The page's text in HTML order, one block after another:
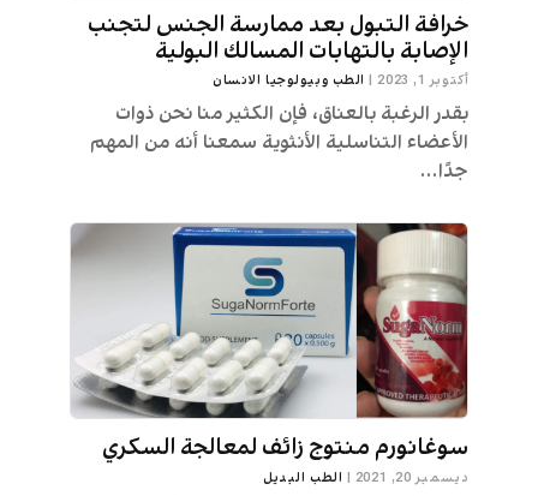
خرافة التبول بعد ممارسة الجنس لتجنب
الإصابة بالتهابات المسالك البولية
أكتوبر 1, 2023 | الطب وبيولوجيا الانسان
بقدر الرغبة بالعناق، فإن الكثير منا نحن ذوات
الأعضاء التناسلية الأنثوية سمعنا أنه من المهم
جدًا...
سوغانورم منتوج زائف لمعالجة السكري
ديسمبر 20, 2021 | الطب البديل